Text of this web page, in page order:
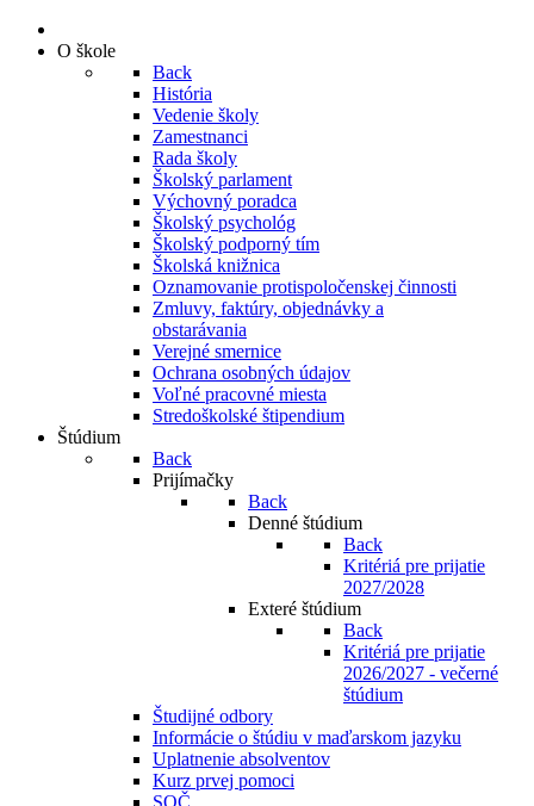
O škole
Back
História
Vedenie školy
Zamestnanci
Rada školy
Školský parlament
Výchovný poradca
Školský psychológ
Školský podporný tím
Školská knižnica
Oznamovanie protispoločenskej činnosti
Zmluvy, faktúry, objednávky a
obstarávania
Verejné smernice
Ochrana osobných údajov
Voľné pracovné miesta
Stredoškolské štipendium
Štúdium
Back
Prijímačky
Back
Denné štúdium
Back
Kritériá pre prijatie
2027/2028
Exteré štúdium
Back
Kritériá pre prijatie
2026/2027 - večerné
štúdium
Študijné odbory
Informácie o štúdiu v maďarskom jazyku
Uplatnenie absolventov
Kurz prvej pomoci
SOČ